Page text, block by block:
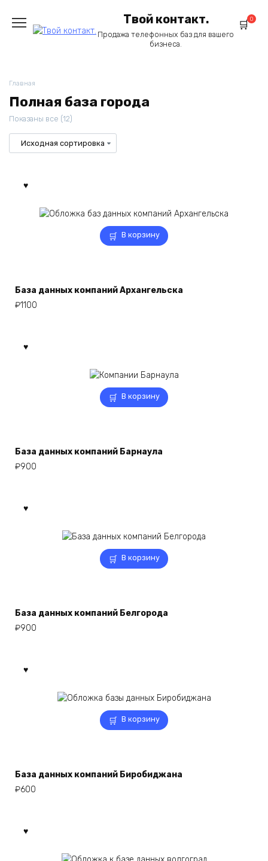
содержанию
Твой контакт.
Продажа телефонных баз для вашего
бизнеса.
0
Главная
Полная база города
Показаны все (12)
В корзину
База данных компаний Архангельска
₽1100
В корзину
База данных компаний Барнаула
₽900
В корзину
База данных компаний Белгорода
₽900
В корзину
База данных компаний Биробиджана
₽600